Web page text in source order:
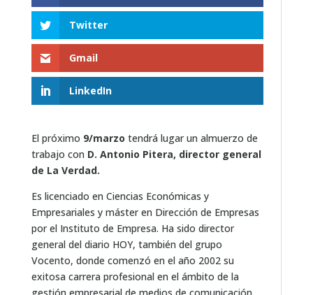
Twitter
Gmail
LinkedIn
El próximo 9/marzo tendrá lugar un almuerzo de
trabajo con D. Antonio Pitera, director general
de La Verdad.
Es licenciado en Ciencias Económicas y
Empresariales y máster en Dirección de Empresas
por el Instituto de Empresa. Ha sido director
general del diario HOY, también del grupo
Vocento, donde comenzó en el año 2002 su
exitosa carrera profesional en el ámbito de la